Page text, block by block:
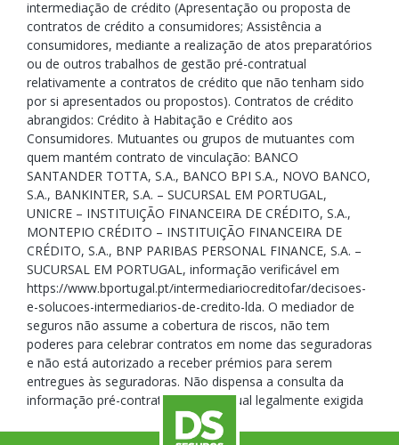
intermediação de crédito (Apresentação ou proposta de
contratos de crédito a consumidores; Assistência a
consumidores, mediante a realização de atos preparatórios
ou de outros trabalhos de gestão pré-contratual
relativamente a contratos de crédito que não tenham sido
por si apresentados ou propostos). Contratos de crédito
abrangidos: Crédito à Habitação e Crédito aos
Consumidores. Mutuantes ou grupos de mutuantes com
quem mantém contrato de vinculação: BANCO
SANTANDER TOTTA, S.A., BANCO BPI S.A., NOVO BANCO,
S.A., BANKINTER, S.A. – SUCURSAL EM PORTUGAL,
UNICRE – INSTITUIÇÃO FINANCEIRA DE CRÉDITO, S.A.,
MONTEPIO CRÉDITO – INSTITUIÇÃO FINANCEIRA DE
CRÉDITO, S.A., BNP PARIBAS PERSONAL FINANCE, S.A. –
SUCURSAL EM PORTUGAL, informação verificável em
https://www.bportugal.pt/intermediariocreditofar/decisoes-
e-solucoes-intermediarios-de-credito-lda. O mediador de
seguros não assume a cobertura de riscos, não tem
poderes para celebrar contratos em nome das seguradoras
e não está autorizado a receber prémios para serem
entregues às seguradoras. Não dispensa a consulta da
informação pré-contratual e contratual legalmente exigida